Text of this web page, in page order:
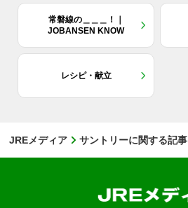
常磐線の＿＿＿！｜
JOBANSEN KNOW
レシピ・献立
JREメディア サントリーに関する記事